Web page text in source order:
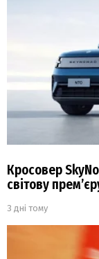
Кросовер
світову
3 дні тому